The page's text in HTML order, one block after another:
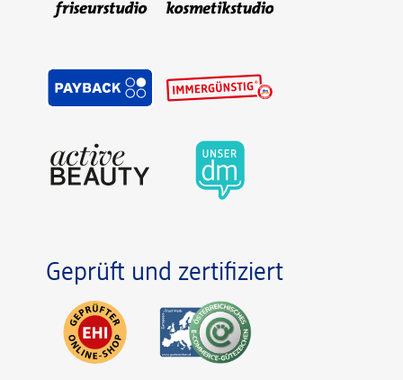
Geprüft und zertifiziert